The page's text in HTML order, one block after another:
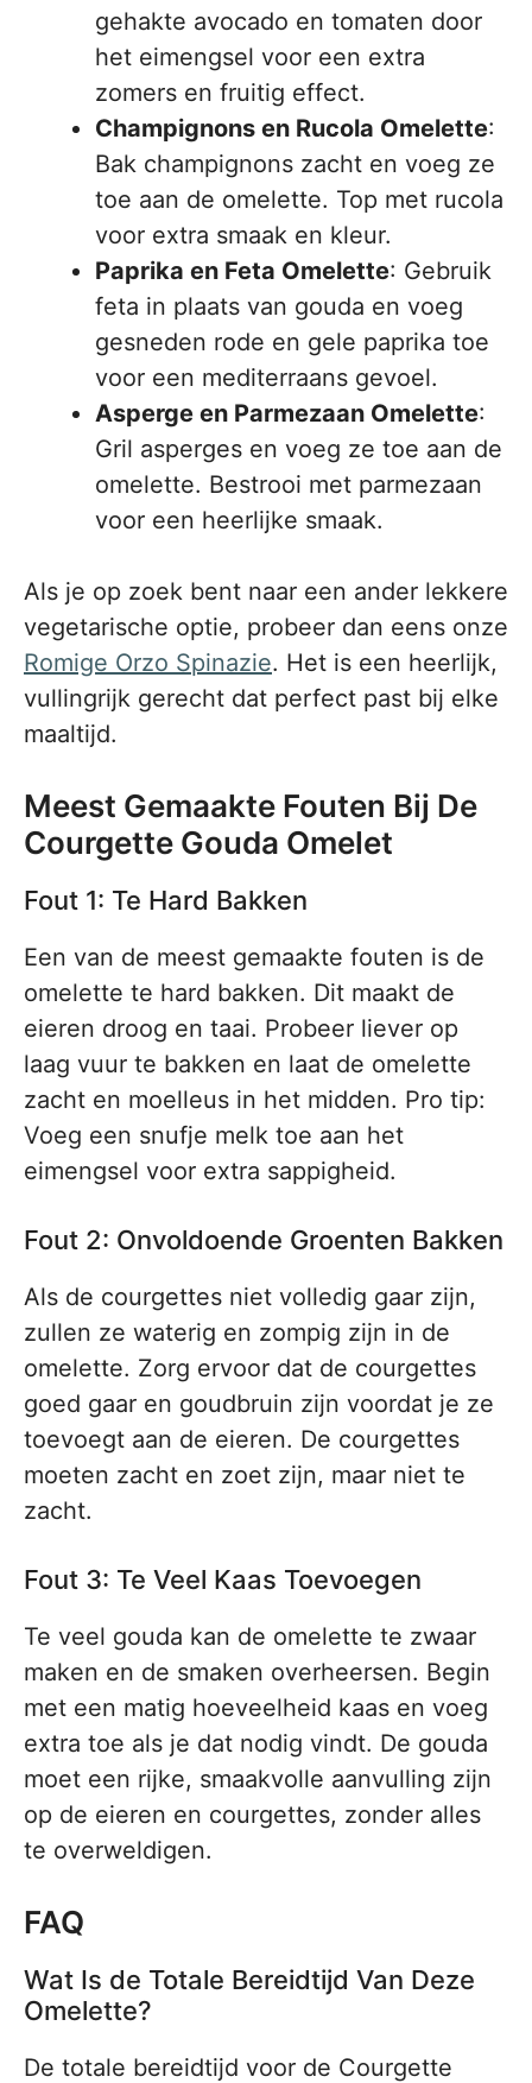
gehakte avocado en tomaten door
het eimengsel voor een extra
zomers en fruitig effect.
Champignons en Rucola Omelette:
Bak champignons zacht en voeg ze
toe aan de omelette. Top met rucola
voor extra smaak en kleur.
Paprika en Feta Omelette: Gebruik
feta in plaats van gouda en voeg
gesneden rode en gele paprika toe
voor een mediterraans gevoel.
Asperge en Parmezaan Omelette:
Gril asperges en voeg ze toe aan de
omelette. Bestrooi met parmezaan
voor een heerlijke smaak.
Als je op zoek bent naar een ander lekkere
vegetarische optie, probeer dan eens onze
Romige Orzo Spinazie. Het is een heerlijk,
vullingrijk gerecht dat perfect past bij elke
maaltijd.
Meest Gemaakte Fouten Bij De
Courgette Gouda Omelet
Fout 1: Te Hard Bakken
Een van de meest gemaakte fouten is de
omelette te hard bakken. Dit maakt de
eieren droog en taai. Probeer liever op
laag vuur te bakken en laat de omelette
zacht en moelleus in het midden. Pro tip:
Voeg een snufje melk toe aan het
eimengsel voor extra sappigheid.
Fout 2: Onvoldoende Groenten Bakken
Als de courgettes niet volledig gaar zijn,
zullen ze waterig en zompig zijn in de
omelette. Zorg ervoor dat de courgettes
goed gaar en goudbruin zijn voordat je ze
toevoegt aan de eieren. De courgettes
moeten zacht en zoet zijn, maar niet te
zacht.
Fout 3: Te Veel Kaas Toevoegen
Te veel gouda kan de omelette te zwaar
maken en de smaken overheersen. Begin
met een matig hoeveelheid kaas en voeg
extra toe als je dat nodig vindt. De gouda
moet een rijke, smaakvolle aanvulling zijn
op de eieren en courgettes, zonder alles
te overweldigen.
FAQ
Wat Is de Totale Bereidtijd Van Deze
Omelette?
De totale bereidtijd voor de Courgette